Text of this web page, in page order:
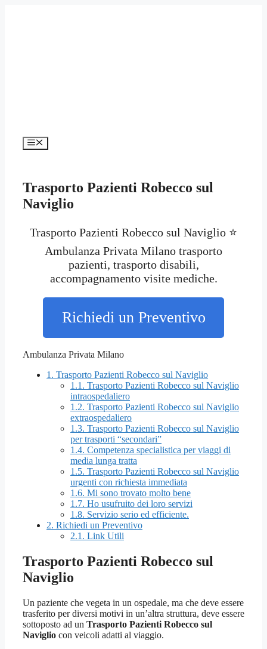
Menu
Trasporto Pazienti Robecco sul
Naviglio
Trasporto Pazienti Robecco sul Naviglio ⭐
Ambulanza Privata Milano trasporto
pazienti, trasporto disabili,
accompagnamento visite mediche.
Richiedi un Preventivo
Ambulanza Privata Milano
1. Trasporto Pazienti Robecco sul Naviglio
1.1. Trasporto Pazienti Robecco sul Naviglio
intraospedaliero
1.2. Trasporto Pazienti Robecco sul Naviglio
extraospedaliero
1.3. Trasporto Pazienti Robecco sul Naviglio
per trasporti “secondari”
1.4. Competenza specialistica per viaggi di
media lunga tratta
1.5. Trasporto Pazienti Robecco sul Naviglio
urgenti con richiesta immediata
1.6. Mi sono trovato molto bene
1.7. Ho usufruito dei loro servizi
1.8. Servizio serio ed efficiente.
2. Richiedi un Preventivo
2.1. Link Utili
Trasporto Pazienti Robecco sul
Naviglio
Un paziente che vegeta in un ospedale, ma che deve essere
trasferito per diversi motivi in un’altra struttura, deve essere
sottoposto ad un Trasporto Pazienti Robecco sul
Naviglio con veicoli adatti al viaggio.